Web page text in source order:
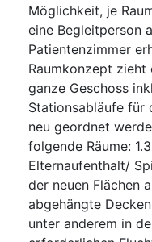
Möglichkeit, je
eine Begleitperson
Patientenzimmer
Raumkonzept zieht
ganze Geschoss
Stationsabläufe für
neu geordnet
folgende Räume:
Elternaufenthalt/
der neuen Flächen
abgehängte
unter anderem in